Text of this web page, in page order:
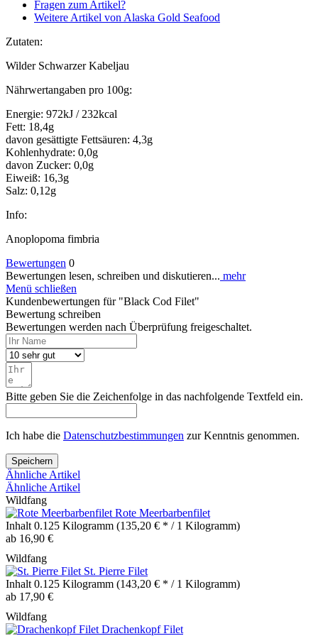
Fragen zum Artikel?
Weitere Artikel von Alaska Gold Seafood
Zutaten:
Wilder Schwarzer Kabeljau
Nährwertangaben pro 100g:
Energie: 972kJ / 232kcal
Fett: 18,4g
davon gesättigte Fettsäuren: 4,3g
Kohlenhydrate: 0,0g
davon Zucker: 0,0g
Eiweiß: 16,3g
Salz: 0,12g
Info:
Anoplopoma fimbria
Bewertungen 0
Bewertungen lesen, schreiben und diskutieren... mehr
Menü schließen
Kundenbewertungen für "Black Cod Filet"
Bewertung schreiben
Bewertungen werden nach Überprüfung freigeschaltet.
Bitte geben Sie die Zeichenfolge in das nachfolgende Textfeld ein.
Ich habe die Datenschutzbestimmungen zur Kenntnis genommen.
Speichern
Ähnliche Artikel
Ähnliche Artikel
Wildfang
Rote Meerbarbenfilet
Inhalt 0.125 Kilogramm (135,20 € * / 1 Kilogramm)
ab 16,90 €
Wildfang
St. Pierre Filet
Inhalt 0.125 Kilogramm (143,20 € * / 1 Kilogramm)
ab 17,90 €
Wildfang
Drachenkopf Filet